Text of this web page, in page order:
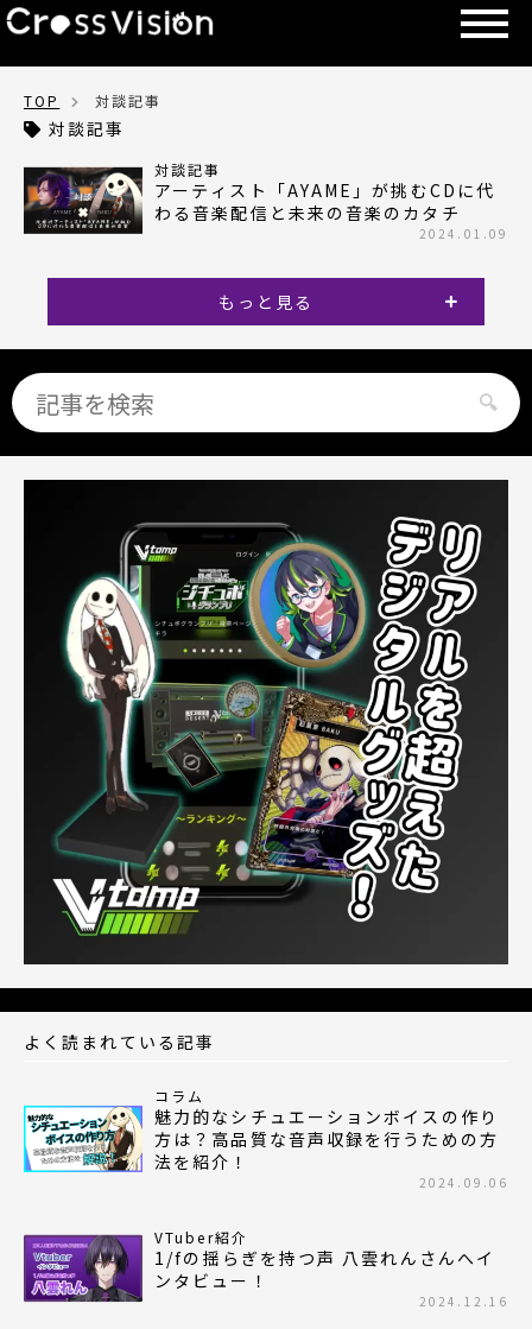
TOP 対談記事
対談記事
対談記事
アーティスト「AYAME」が挑むCDに代
わる音楽配信と未来の音楽のカタチ
2024.01.09
もっと見る
よく読まれている記事
コラム
魅力的なシチュエーションボイスの作り
方は？高品質な音声収録を行うための方
法を紹介！
2024.09.06
VTuber紹介
1/fの揺らぎを持つ声 八雲れんさんへイ
ンタビュー！
2024.12.16